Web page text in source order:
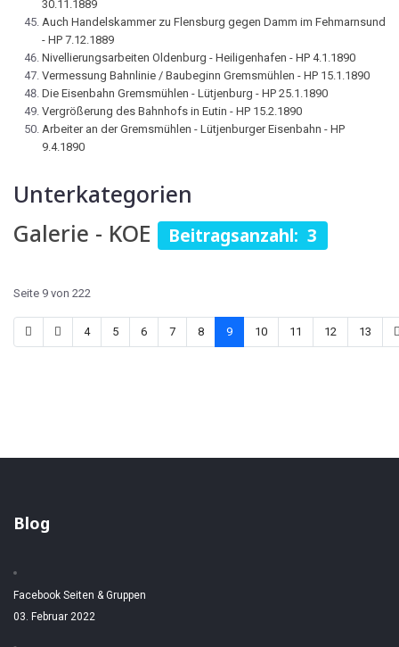
30.11.1889
Auch Handelskammer zu Flensburg gegen Damm im Fehmarnsund
- HP 7.12.1889
Nivellierungsarbeiten Oldenburg - Heiligenhafen - HP 4.1.1890
Vermessung Bahnlinie / Baubeginn Gremsmühlen - HP 15.1.1890
Die Eisenbahn Gremsmühlen - Lütjenburg - HP 25.1.1890
Vergrößerung des Bahnhofs in Eutin - HP 15.2.1890
Arbeiter an der Gremsmühlen - Lütjenburger Eisenbahn - HP
9.4.1890
Unterkategorien
Galerie - KOE
Beitragsanzahl: 3
Seite 9 von 222
4 5 6 7 8 9 10 11 12 13
Blog
Facebook Seiten & Gruppen
03. Februar 2022